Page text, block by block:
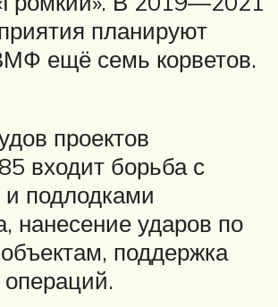
планируют
ещё семь корветов.
проектов
входит борьба с
подлодками
нанесение ударов по
поддержка